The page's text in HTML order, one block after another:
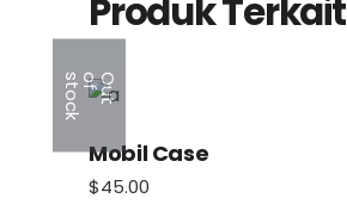
Produk Terkait
O
u
t
o
f
s
t
o
c
k
Mobil Case
$45.00